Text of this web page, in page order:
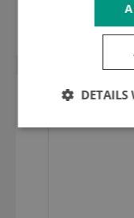
L = 1.000
DETAILS